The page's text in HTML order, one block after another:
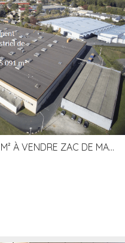
BÂTIMENT INDUSTRIEL DE 15091 M² À VENDRE ZAC DE MADRAZÈS À SARLAT (24)